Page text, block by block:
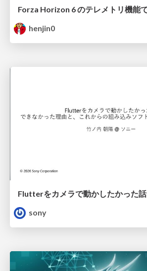
henjin0
Flutterをカメラで動かしたかった話
sony